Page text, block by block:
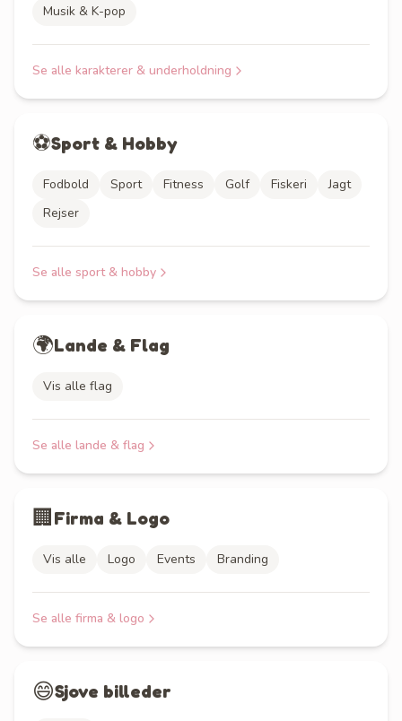
Musik & K-pop
Se alle karakterer & underholdning
⚽Sport & Hobby
Fodbold Sport Fitness Golf Fiskeri
Jagt
Rejser
Se alle sport & hobby
🌍Lande & Flag
Vis alle flag
Se alle lande & flag
🏢Firma & Logo
Vis alle Logo Events Branding
Se alle firma & logo
😄Sjove billeder